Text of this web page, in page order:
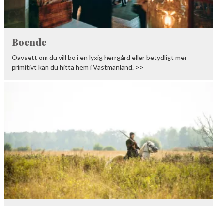
Boende
Oavsett om du vill bo i en lyxig herrgård eller betydligt mer
primitivt kan du hitta hem i Västmanland. >>